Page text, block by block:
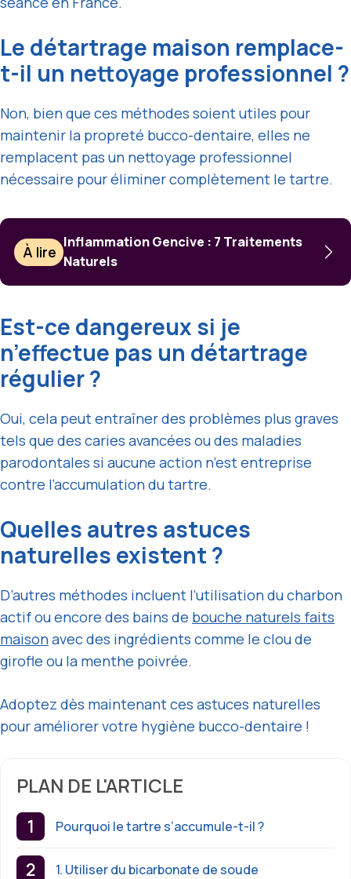
Le détartrage maison remplace-
t-il un nettoyage professionnel ?
Non, bien que ces méthodes soient utiles pour
maintenir la propreté bucco-dentaire, elles ne
remplacent pas un nettoyage professionnel
nécessaire pour éliminer complètement le tartre.
À lire
Inflammation Gencive : 7 Traitements
Naturels
Est-ce dangereux si je
n’effectue pas un détartrage
régulier ?
Oui, cela peut entraîner des problèmes plus graves
tels que des caries avancées ou des maladies
parodontales si aucune action n’est entreprise
contre l’accumulation du tartre.
Quelles autres astuces
naturelles existent ?
D’autres méthodes incluent l’utilisation du charbon
actif ou encore des bains de bouche naturels faits
maisonavec des ingrédients comme le clou de
girofle ou la menthe poivrée.
Adoptez dès maintenant ces astuces naturelles
pour améliorer votre hygiène bucco-dentaire !
PLAN DE L'ARTICLE
Pourquoi le tartre s’accumule-t-il ?
1. Utiliser du bicarbonate de soude